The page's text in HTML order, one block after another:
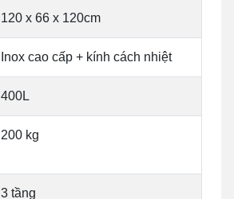
120 x 66 x 120cm
Inox cao cấp + kính cách nhiệt
400L
200 kg
3 tầng